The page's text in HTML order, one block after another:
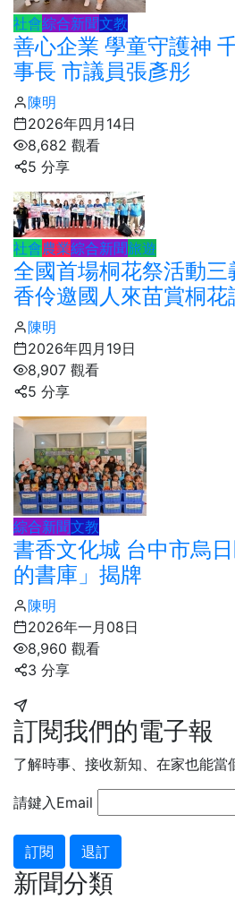
社會綜合新聞文教
善心企業 學童守護神
事長 市議員張彥彤
陳明
2026年四月14日
8,682 觀看
5 分享
社會農業綜合新聞旅遊
全國首場桐花祭活動三
香伶邀國人來苗賞桐花
陳明
2026年四月19日
8,907 觀看
5 分享
綜合新聞文教
書香文化城 台中市烏
的書庫」揭牌
陳明
2026年一月08日
8,960 觀看
3 分享
訂閱我們的電子報
了解時事、接收新知、在家也能當
請鍵入Email
訂閱 退訂
新聞分類